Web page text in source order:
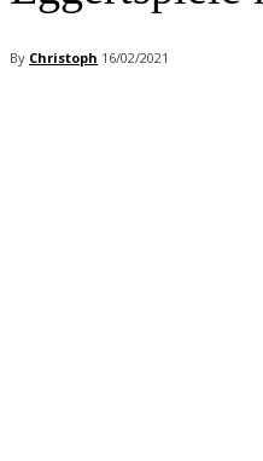
By Christoph 16/02/2021